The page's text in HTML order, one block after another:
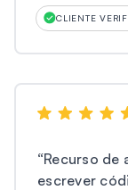
CLIENTE
“Recurso de
escrever